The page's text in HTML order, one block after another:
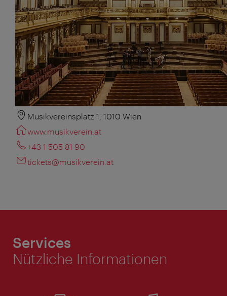
Musikvereinsplatz 1, 1010 Wien
www.musikverein.at
+43 1 505 81 90
tickets@musikverein.at
Services
Nützliche Informationen